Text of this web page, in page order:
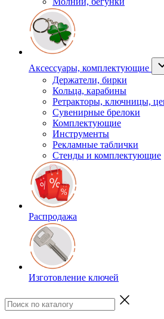
Аксессуары, комплектующие
Держатели, бирки
Кольца, карабины
Ретракторы, ключницы,
Сувенирные брелоки
Комплектующие
Инструменты
Рекламные таблички
Стенды и комплектующие
Распродажа
Изготовление ключей